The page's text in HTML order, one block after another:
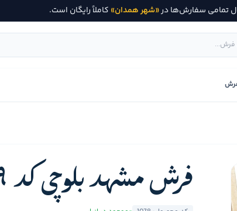
تمامی سفارش‌ها در«شهر همدان» کاملاً رایگان است.
فرش مشهد بلوچی کد 871359